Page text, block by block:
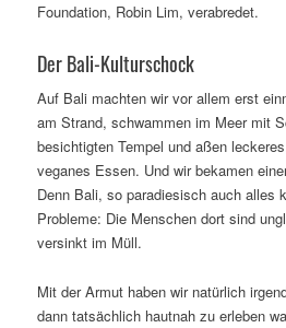
Foundation, Robin Lim, verabredet.
Der Bali-Kulturschock
Auf Bali machten wir vor allem erst
am Strand, schwammen im Meer mit
besichtigten Tempel und aßen
veganes Essen. Und wir bekamen
Denn Bali, so paradiesisch auch alles
Probleme: Die Menschen dort sind
versinkt im Müll.
Mit der Armut haben wir natürlich
dann tatsächlich hautnah zu erleben